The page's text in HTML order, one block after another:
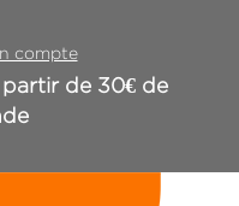
compte
de 30€ de